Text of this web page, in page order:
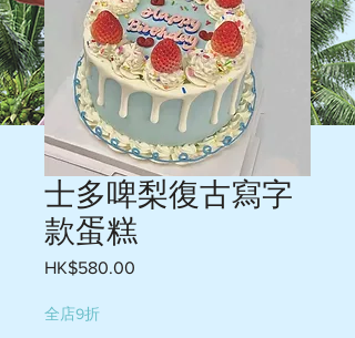
士多啤梨復古寫字
款蛋糕
HK$580.00
全店9折